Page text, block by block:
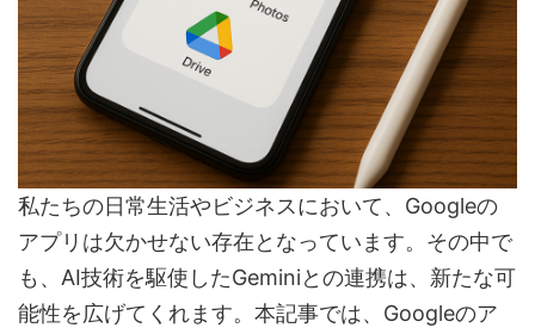
私たちの日常生活やビジネスにおいて、Googleの
アプリは欠かせない存在となっています。その中で
も、AI技術を駆使したGeminiとの連携は、新たな可
能性を広げてくれます。本記事では、Googleのア